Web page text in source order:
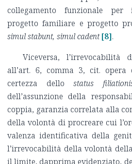
collegamento funzionale per
progetto familiare e progetto
simul stabunt, simul cadent [8].
Viceversa,
all’art. 6, comma 3, cit. opera
certezza dello status
dell’assunzione della
coppia, garanzia correlata alla
della volontà di procreare cui
valenza identificativa della
l’irrevocabilità della volontà
il limite, dapprima evidenziato,